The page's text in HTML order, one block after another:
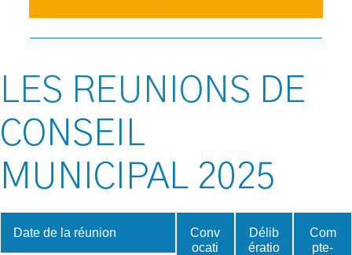
LES REUNIONS DE
CONSEIL
MUNICIPAL 2025
Date de la réunion
Conv
ocati
Délib
ératio
Com
pte-